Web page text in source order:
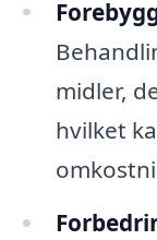
midler,
hvilket